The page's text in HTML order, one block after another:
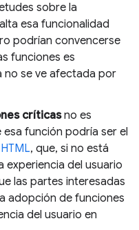
sobre la
esa funcionalidad
podrían convencerse
funciones es
no se ve afectada por
críticasno es
esa función podría ser el
, que, si no está
experiencia del usuario
las partes interesadas
adopción de funciones
del usuario en